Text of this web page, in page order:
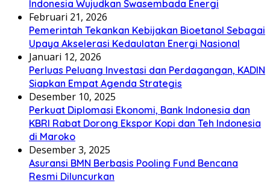
Indonesia Wujudkan Swasembada Energi
Februari 21, 2026
Pemerintah Tekankan Kebijakan Bioetanol Sebagai
Upaya Akselerasi Kedaulatan Energi Nasional
Januari 12, 2026
Perluas Peluang Investasi dan Perdagangan, KADIN
Siapkan Empat Agenda Strategis
Desember 10, 2025
Perkuat Diplomasi Ekonomi, Bank Indonesia dan
KBRI Rabat Dorong Ekspor Kopi dan Teh Indonesia
di Maroko
Desember 3, 2025
Asuransi BMN Berbasis Pooling Fund Bencana
Resmi Diluncurkan